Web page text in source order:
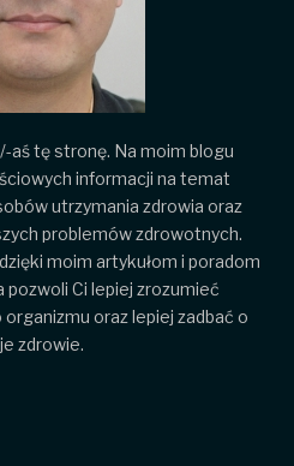
aś tę stronę. Na moim blogu
informacji na temat
utrzymania zdrowia oraz
problemów zdrowotnych.
moim artykułom i poradom
pozwoli Ci lepiej zrozumieć
oraz lepiej zadbać o
zdrowie.